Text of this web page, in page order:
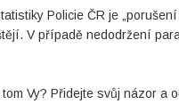
Policie ČR je
V případě nedodržení
Vy? Přidejte svůj názor a